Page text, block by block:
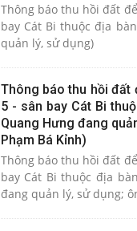
Thông báo thu hồi đất
bay Cát Bi thuộc địa
quản lý, sử dụng)
Thông báo thu hồi đất
5 - sân bay Cát Bi
Quang Hưng đang
Phạm Bá Kỉnh)
Thông báo thu hồi đất
bay Cát Bi thuộc địa
đang quản lý, sử dụng;